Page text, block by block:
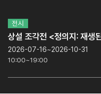
전시
상설 조각전 <정의지: 재생
2026-07-16~2026-10-31
10:00~19:00